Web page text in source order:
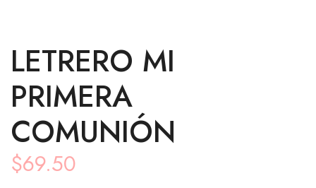
LETRERO MI
PRIMERA
COMUNIÓN
$69.50